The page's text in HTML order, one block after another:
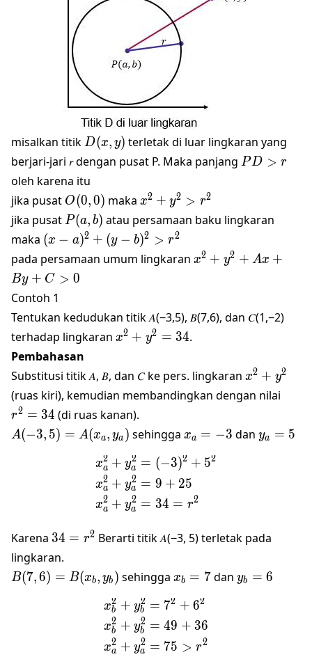
misalkan titik D(𝑥,
𝑦)
D(x, y) terletak di luar lingkaran yang
berjari-jari 𝑟 dengan pusat P. Maka panjang PD>r
PD > r
oleh karena itu
jika pusat O(0,0)
O(0,0) maka x^2+y^2>r^2
x2 + y2 > r2
jika pusat P(a,b)
P(a, b) atau persamaan baku lingkaran
maka (x-a)^2+
(y-
b)^2>r^2
(x − a)2 + (y − b)2 > r2
pada persamaan umum lingkaran x2 + y2 + Ax +
By + C > 0
Contoh 1
Tentukan kedudukan titik 𝐴(−3,5), 𝐵(7,6), dan 𝐶(1,−2)
terhadap lingkaran 𝑥^2+𝑦^2=34
x2 + y2 = 34.
Pembahasan
Substitusi titik 𝐴, 𝐵, dan 𝐶 ke pers. lingkaran 𝑥^2+𝑦^2
x2 + y2
(ruas kiri), kemudian membandingkan dengan nilai
r2 = 34 (di ruas kanan).
𝐴(−3,5)=𝐴(𝑥_𝑎,
A(−3, 5) = A(xa, ya ) sehingga 𝑥_𝑎
−3
xa = −3 dan 𝑦_𝑎=5
ya = 5
\begin{align*}
xa
2 + ya
2
xa
2 + ya
2
xa
2 + ya
2
= (−3)2 + 52
= 9 + 25
= 34 = r2
Karena 34=r^2
34 = r2 Berarti titik 𝐴(−3, 5) terletak pada
lingkaran.
𝐵(7,6)=𝐵(𝑥_𝑏,
B(7,6) = B(xb, yb ) sehingga 𝑥_𝑏=7
xb = 7dan 𝑦_𝑏=6
yb = 6
\begin{align*}
xb
2 + yb
2
xb
2 + yb
2
xa
2 + ya
2
= 72 + 62
= 49 + 36
= 75 > r2